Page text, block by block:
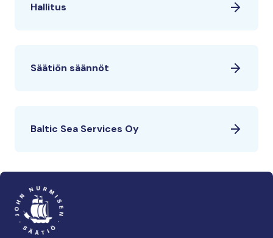
Hallitus
Säätiön säännöt
Baltic Sea Services Oy